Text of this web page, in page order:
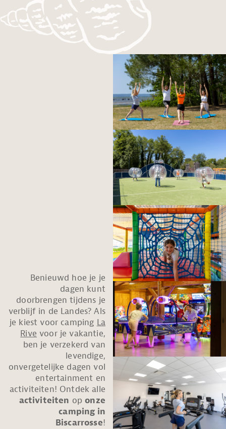
Benieuwd hoe je je
dagen kunt
doorbrengen tijdens je
verblijf in de Landes? Als
je kiest voor camping La
Rive voor je vakantie,
ben je verzekerd van
levendige,
onvergetelijke dagen vol
entertainment en
activiteiten! Ontdek alle
activiteiten oponze
camping in
Biscarrosse!